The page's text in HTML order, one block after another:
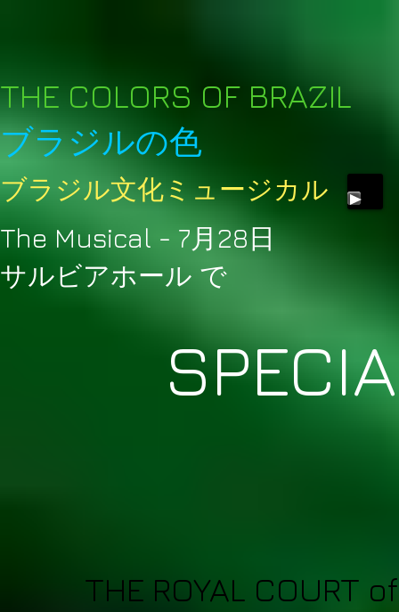
THE COLORS OF BRAZIL
ブラジルの色
ブラジル文化ミュージカル​
The Musical - 7月28日
サルビアホール で
THE ROYAL COURT